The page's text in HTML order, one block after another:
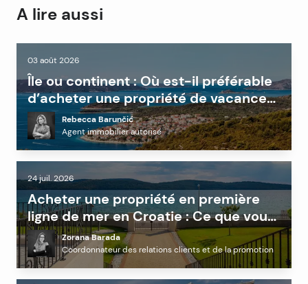
A lire aussi
03 août 2026
Île ou continent : Où est-il préférable
d’acheter une propriété de vacances
en Dalmatie ?
Rebecca Barunčić
Agent immobilier autorisé
24 juil. 2026
Acheter une propriété en première
ligne de mer en Croatie : Ce que vous
devez savoir avant d’investir
Zorana Barada
Coordonnateur des relations clients et de la promotion